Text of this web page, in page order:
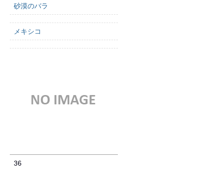
砂漠のバラ
メキシコ
36